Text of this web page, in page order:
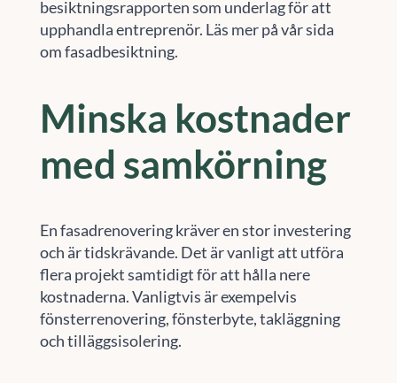
besiktningsrapporten som underlag för att
upphandla entreprenör. Läs mer på vår sida
om fasadbesiktning.
Minska kostnader
med samkörning
En fasadrenovering kräver en stor investering
och är tidskrävande. Det är vanligt att utföra
flera projekt samtidigt för att hålla nere
kostnaderna. Vanligtvis är exempelvis
fönsterrenovering, fönsterbyte, takläggning
och tilläggsisolering.